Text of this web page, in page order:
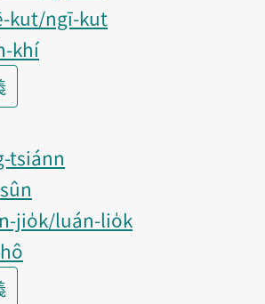
kut/ngī-kut
khí
釋義的
tsiánn
jio̍k/luán-lio̍k
釋義的